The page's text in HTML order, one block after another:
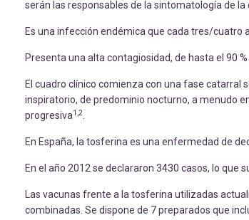
serán las responsables de la sintomatología de
Es una infección endémica que cada tres/cuatro
Presenta una alta contagiosidad, de hasta el 90
El cuadro clínico comienza con una fase catarral
inspiratorio, de predominio nocturno, a menudo
progresiva1,2
En España, la tosferina es una enfermedad de
En el año 2012 se declararon 3430 casos, lo que
Las vacunas frente a la tosferina utilizadas
combinadas. Se dispone de 7 preparados que